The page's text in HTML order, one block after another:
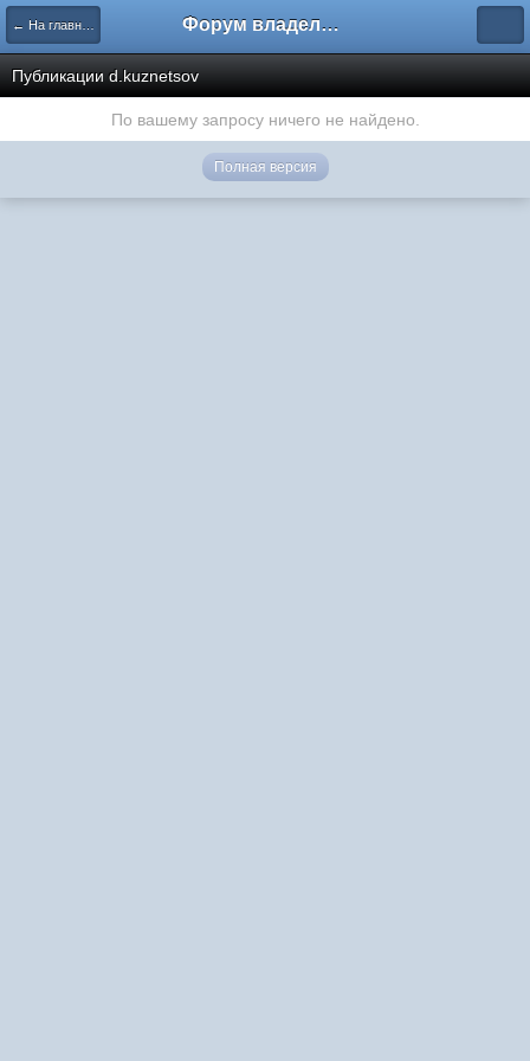
← На главную Форум владельцев интернет-магазинов
Публикации d.kuznetsov
По вашему запросу ничего не найдено.
Полная версия